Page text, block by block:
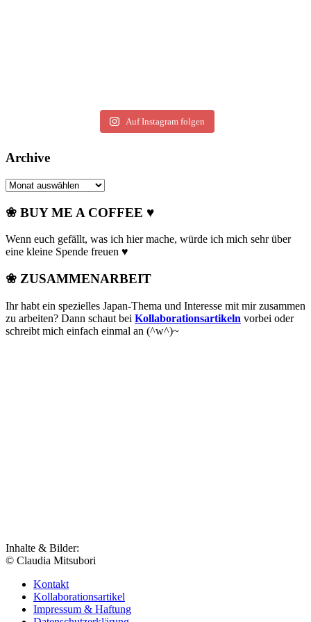
Auf Instagram folgen
Archive
Archive
❀ BUY ME A COFFEE ♥
Wenn euch gefällt, was ich hier mache, würde ich mich sehr über
eine kleine Spende freuen ♥
❀ ZUSAMMENARBEIT
Ihr habt ein spezielles Japan-Thema und Interesse mit mir zusammen
zu arbeiten? Dann schaut bei Kollaborationsartikeln vorbei oder
schreibt mich einfach einmal an (^w^)~
Inhalte & Bilder:
© Claudia Mitsubori
Kontakt
Kollaborationsartikel
Impressum & Haftung